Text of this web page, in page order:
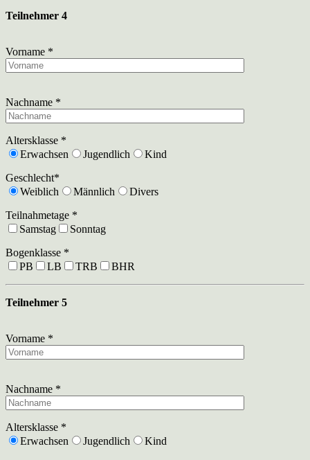
Teilnehmer 4
Vorname *
Nachname *
Altersklasse *
Erwachsen
Jugendlich
Kind
Geschlecht*
Weiblich
Männlich
Divers
Teilnahmetage *
Samstag
Sonntag
Bogenklasse *
PB
LB TRB BHR
Teilnehmer 5
Vorname *
Nachname *
Altersklasse *
Erwachsen
Jugendlich
Kind